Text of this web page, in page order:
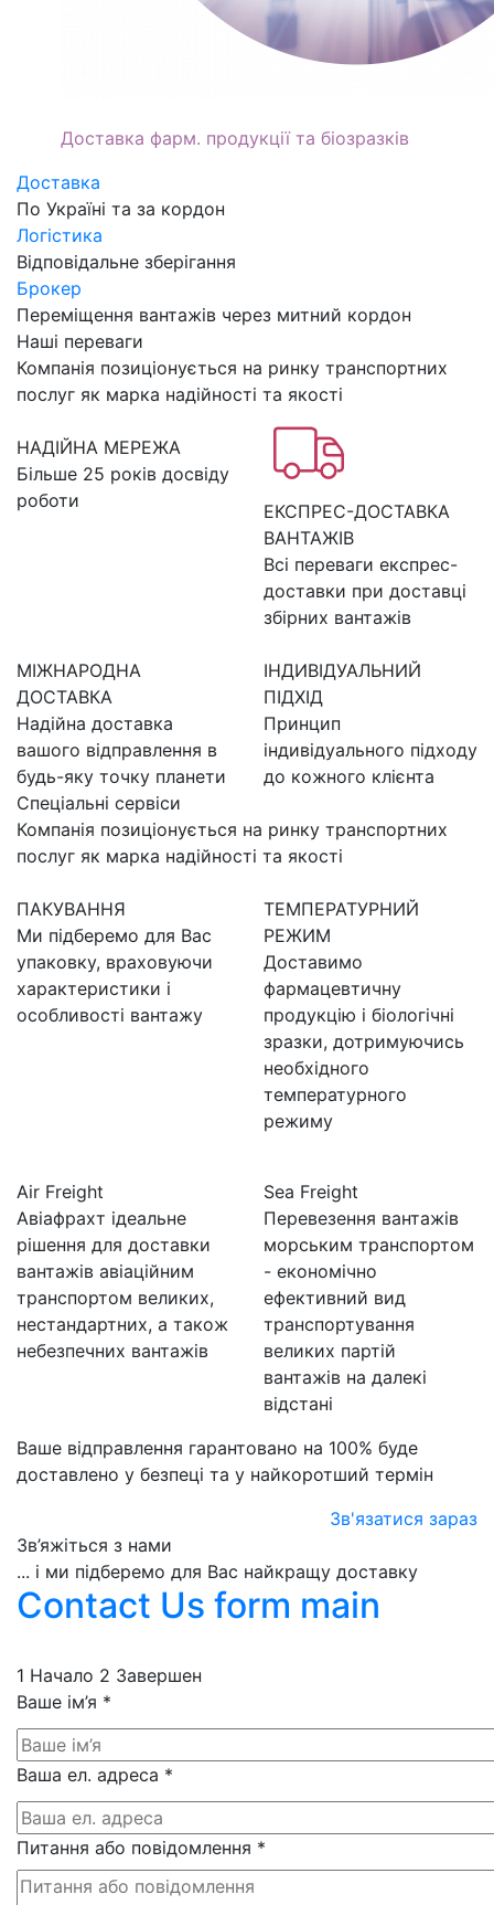
Доставка фарм. продукції та біозразків
Доставка
По Україні та за кордон
Логістика
Відповідальне зберігання
Брокер
Переміщення вантажів через митний кордон
Наші переваги
Компанія позиціонується на ринку транспортних
послуг як марка надійності та якості
НАДІЙНА МЕРЕЖА
Більше 25 років досвіду
роботи
ЕКСПРЕС-ДОСТАВКА
ВАНТАЖІВ
Всі переваги експрес-
доставки при доставці
збірних вантажів
МІЖНАРОДНА
ДОСТАВКА
Надійна доставка
вашого відправлення в
будь-яку точку планети
ІНДИВІДУАЛЬНИЙ
ПІДХІД
Принцип
індивідуального підходу
до кожного клієнта
Спеціальні сервіси
Компанія позиціонується на ринку транспортних
послуг як марка надійності та якості
ПАКУВАННЯ
Ми підберемо для Вас
упаковку, враховуючи
характеристики і
особливості вантажу
ТЕМПЕРАТУРНИЙ
РЕЖИМ
Доставимо
фармацевтичну
продукцію і біологічні
зразки, дотримуючись
необхідного
температурного
режиму
Air Freight
Авіафрахт ідеальне
рішення для доставки
вантажів авіаційним
транспортом великих,
нестандартних, а також
небезпечних вантажів
Sea Freight
Перевезення вантажів
морським транспортом
- економічно
ефективний вид
транспортування
великих партій
вантажів на далекі
відстані
Ваше відправлення гарантовано на 100% буде
доставлено у безпеці та у найкоротший термін
Зв'язатися зараз
Зв’яжіться з нами
... і ми підберемо для Вас найкращу доставку
Contact Us form main
1 Начало 2 Завершен
Ваше ім’я *
Ваша ел. адреса *
Питання або повідомлення *